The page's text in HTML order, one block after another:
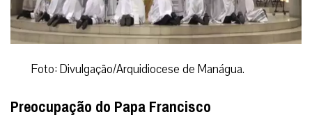
Foto: Divulgação/Arquidiocese de Manágua.
Preocupação do Papa Francisco